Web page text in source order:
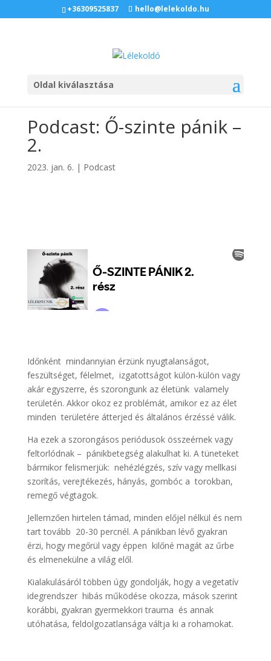
+36309525837 hello@lelekoldo.hu
Oldal kiválasztása
Podcast: Ő-szinte pánik –
2.
2023. jan. 6. | Podcast
Időnként mindannyian érzünk nyugtalanságot,
feszültséget, félelmet, izgatottságot külön-külön vagy
akár egyszerre, és szorongunk az életünk valamely
területén. Akkor okoz ez problémát, amikor ez az élet
minden területére átterjed és általános érzéssé válik.
Ha ezek a szorongásos periódusok összeérnek vagy
feltorlódnak – pánikbetegség alakulhat ki. A tüneteket
bármikor felismerjük: nehézlégzés, szív vagy mellkasi
szorítás, verejtékezés, hányás, gombóc a torokban,
remegő végtagok.
Jellemzően hirtelen támad, minden előjel nélkül és nem
tart tovább 20-30 percnél. A pánikban lévő gyakran
érzi, hogy megőrül vagy éppen kilőné magát az űrbe
és elmenekülne a világ elől.
Kialakulásáról többen úgy gondolják, hogy a vegetatív
idegrendszer hibás működése okozza, mások szerint
korábbi, gyakran gyermekkori trauma és annak
utóhatása, feldolgozatlansága váltja ki a rohamokat.